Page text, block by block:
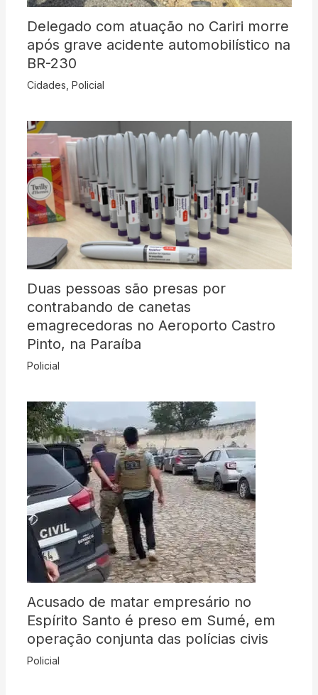
Delegado com atuação no Cariri morre
após grave acidente automobilístico na
BR-230
Cidades Policial
Duas pessoas são presas por
contrabando de canetas
emagrecedoras no Aeroporto Castro
Pinto, na Paraíba
Policial
Acusado de matar empresário no
Espírito Santo é preso em Sumé, em
operação conjunta das polícias civis
Policial